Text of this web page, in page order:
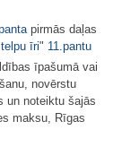
pirmās daļas
īri" 11.pantu
īpašumā vai
novērstu
un noteiktu šajās
maksu, Rīgas